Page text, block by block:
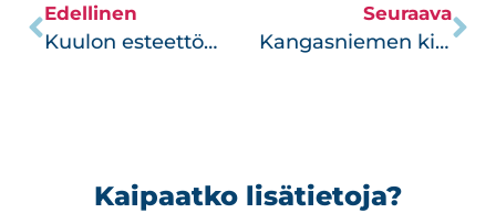
Edellinen
Kuulon esteettömyyttä Espoossa
Seuraava
Kangasniemen kirkko – striimausta ja livemusiikkia
Kaipaatko lisätietoja?